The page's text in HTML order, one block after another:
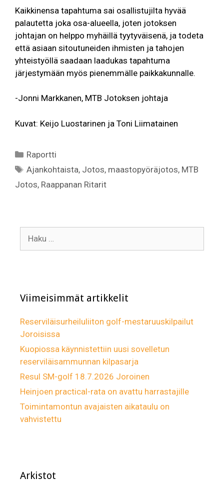
Kaikkinensa tapahtuma sai osallistujilta hyvää
palautetta joka osa-alueella, joten jotoksen
johtajan on helppo myhäillä tyytyväisenä, ja todeta
että asiaan sitoutuneiden ihmisten ja tahojen
yhteistyöllä saadaan laadukas tapahtuma
järjestymään myös pienemmälle paikkakunnalle.
-Jonni Markkanen, MTB Jotoksen johtaja
Kuvat: Keijo Luostarinen ja Toni Liimatainen
Kategoriat
Raportti
Avainsanat
Ajankohtaista, Jotos, maastopyöräjotos, MTB
Jotos, Raappanan Ritarit
Viimeisimmät artikkelit
Reserviläisurheiluliiton golf-mestaruuskilpailut
Joroisissa
Kuopiossa käynnistettiin uusi sovelletun
reserviläisammunnan kilpasarja
Resul SM-golf 18.7.2026 Joroinen
Heinjoen practical-rata on avattu harrastajille
Toimintamontun avajaisten aikataulu on
vahvistettu
Arkistot